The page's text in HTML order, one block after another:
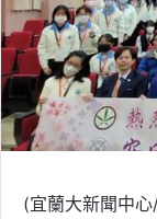
(宜蘭大新聞中